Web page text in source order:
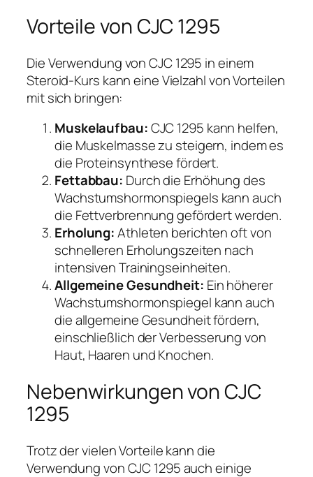
Vorteile von CJC 1295
Die Verwendung von CJC 1295 in einem
Steroid-Kurs kann eine Vielzahl von Vorteilen
mit sich bringen:
Muskelaufbau:CJC 1295 kann helfen,
die Muskelmasse zu steigern, indem es
die Proteinsynthese fördert.
Fettabbau: Durch die Erhöhung des
Wachstumshormonspiegels kann auch
die Fettverbrennung gefördert werden.
Erholung:Athleten berichten oft von
schnelleren Erholungszeiten nach
intensiven Trainingseinheiten.
Allgemeine Gesundheit: Ein höherer
Wachstumshormonspiegel kann auch
die allgemeine Gesundheit fördern,
einschließlich der Verbesserung von
Haut, Haaren und Knochen.
Nebenwirkungen von CJC
1295
Trotz der vielen Vorteile kann die
Verwendung von CJC 1295 auch einige